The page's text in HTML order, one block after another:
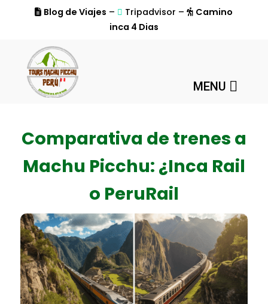
Blog de Viajes – Tripadvisor –
Camino
inca 4 Dias
MENU
Comparativa de trenes a
Machu Picchu: ¿Inca Rail
o PeruRail